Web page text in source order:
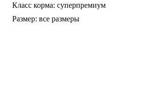
Класс корма: суперпремиум
Размер: все размеры